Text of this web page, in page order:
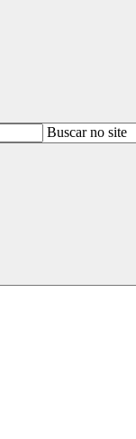
BuscarBuscar no site
Buscar